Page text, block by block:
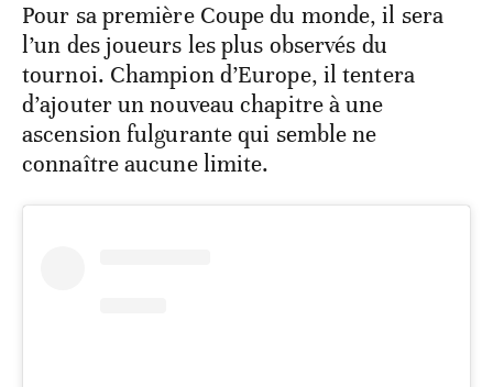
Pour sa première Coupe du monde, il sera
l’un des joueurs les plus observés du
tournoi. Champion d’Europe, il tentera
d’ajouter un nouveau chapitre à une
ascension fulgurante qui semble ne
connaître aucune limite.